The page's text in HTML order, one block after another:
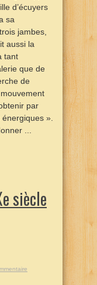
d’écuyers
sa
jambes,
aussi la
tant
que de
de
par
».
...
siècle